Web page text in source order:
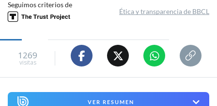
Seguimos criterios de
Ética y transparencia de BBCL
1269
visitas
VER RESUMEN